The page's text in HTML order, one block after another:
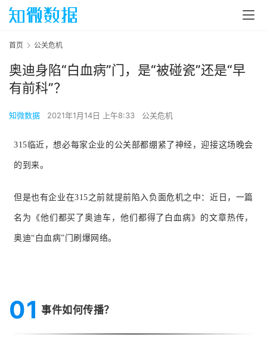
首页 公关危机
奥迪身陷“白血病”门，是“被碰瓷”还是“早
有前科”？
知微数据 2021年1月14日 上午8:33 公关危机
315临近，想必每家企业的公关部都绷紧了神经，迎接这场晚会
的到来。
但是也有企业在315之前就提前陷入负面危机之中：近日，一篇
名为 《他们都买了奥迪车，他们都得了白血病》 的文章热传，
奥迪“白血病”门刷爆网络。
01 事件如何传播？